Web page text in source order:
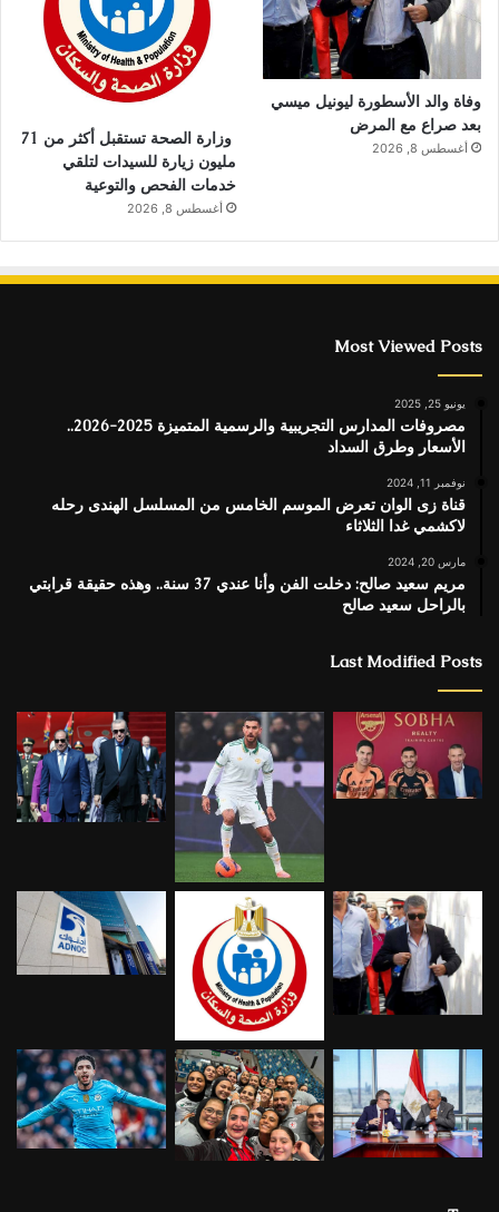
وفاة والد الأسطورة ليونيل ميسي
بعد صراع مع المرض
أغسطس 8, 2026
وزارة الصحة تستقبل أكثر من 71
مليون زيارة للسيدات لتلقي
خدمات الفحص والتوعية
أغسطس 8, 2026
Most Viewed Posts
يونيو 25, 2025
مصروفات المدارس التجريبية والرسمية المتميزة 2025-2026..
الأسعار وطرق السداد
نوفمبر 11, 2024
قناة زى الوان تعرض الموسم الخامس من المسلسل الهندى رحله
لاكشمي غدا الثلاثاء
مارس 20, 2024
مريم سعيد صالح: دخلت الفن وأنا عندي 37 سنة.. وهذه حقيقة قرابتي
بالراحل سعيد صالح
Last Modified Posts